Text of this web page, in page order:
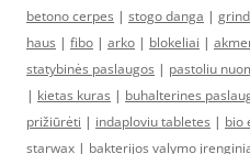
betono cerpes | stogo danga |
haus | fibo | arko | blokeliai |
statybinės paslaugos | pastoliu
| kietas kuras | buhalterines
prižiūrėti | indaploviu tabletes | bio
starwax | bakterijos valymo